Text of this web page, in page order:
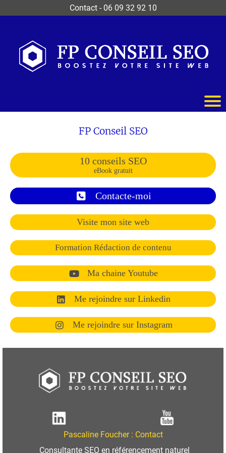
Contact- 06 09 32 92 10
FP Conseil SEO
10 conseils SEO
eBook gratuit
Contacte-moi
Visite mon site web
Formation Rédaction de contenu
Ma chaine Youtube
Me rejoindre sur Linkedin
Me rejoindre sur Instagram
Pascaline Foucher : Contact
Consultante SEO en référencement naturel